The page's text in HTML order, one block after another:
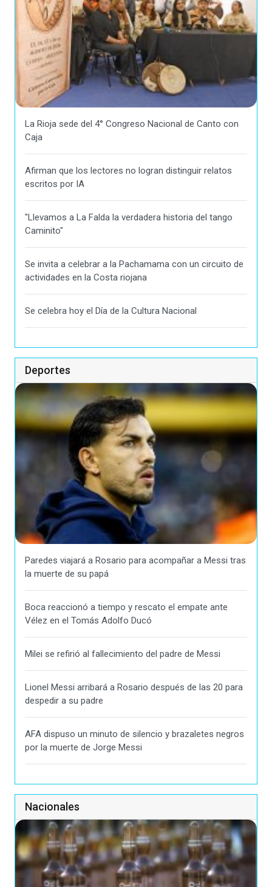
La Rioja sede del 4° Congreso Nacional de Canto con
Caja
Afirman que los lectores no logran distinguir relatos
escritos por IA
"Llevamos a La Falda la verdadera historia del tango
Caminito"
Se invita a celebrar a la Pachamama con un circuito de
actividades en la Costa riojana
Se celebra hoy el Día de la Cultura Nacional
Deportes
Paredes viajará a Rosario para acompañar a Messi tras
la muerte de su papá
Boca reaccionó a tiempo y rescato el empate ante
Vélez en el Tomás Adolfo Ducó
Milei se refirió al fallecimiento del padre de Messi
Lionel Messi arribará a Rosario después de las 20 para
despedir a su padre
AFA dispuso un minuto de silencio y brazaletes negros
por la muerte de Jorge Messi
Nacionales